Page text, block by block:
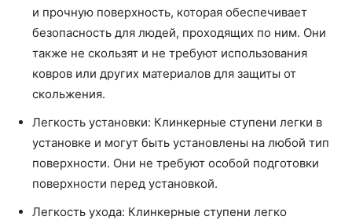
и прочную поверхность, которая обеспечивает
безопасность для людей, проходящих по ним. Они
также не скользят и не требуют использования
ковров или других материалов для защиты от
скольжения.
Легкость установки: Клинкерные ступени легки в
установке и могут быть установлены на любой тип
поверхности. Они не требуют особой подготовки
поверхности перед установкой.
Легкость ухода: Клинкерные ступени легко